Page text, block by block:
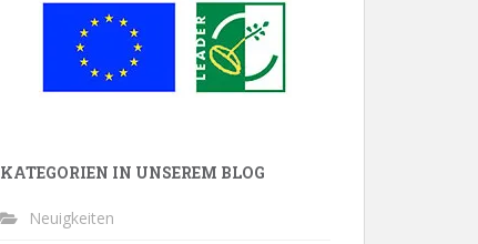
KATEGORIEN IN UNSEREM BLOG
Neuigkeiten